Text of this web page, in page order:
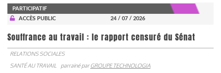
PARTICIPATIF
ACCÈS PUBLIC
24 / 07 / 2026
Souffrance au travail : le rapport censuré du Sénat
RELATIONS SOCIALES
SANTÉ AU TRAVAIL
parrainé parGROUPE TECHNOLOGIA